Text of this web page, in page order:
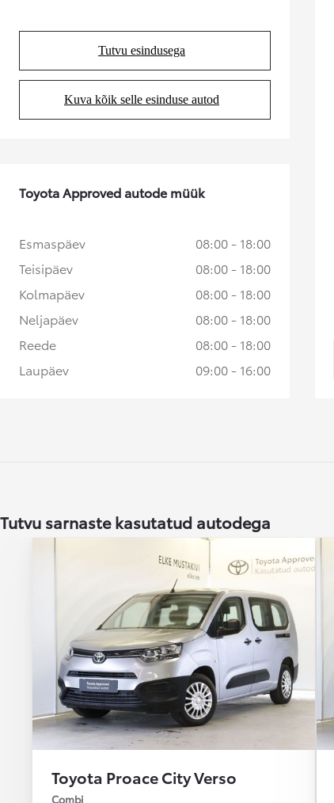
Toyota bZ4X
ELEKTER
Tutvu esindusega
(Opens in new tab)
Kuva kõik selle esinduse autod
(Opens in new tab)
Toyota Approved autode müük
Esmaspäev
08:00 - 18:00
Teisipäev
08:00 - 18:00
Kolmapäev
08:00 - 18:00
Neljapäev
08:00 - 18:00
Reede
08:00 - 18:00
Laupäev
09:00 - 16:00
Tutvu sarnaste kasutatud autodega
Toyota Proace City Verso
Combi